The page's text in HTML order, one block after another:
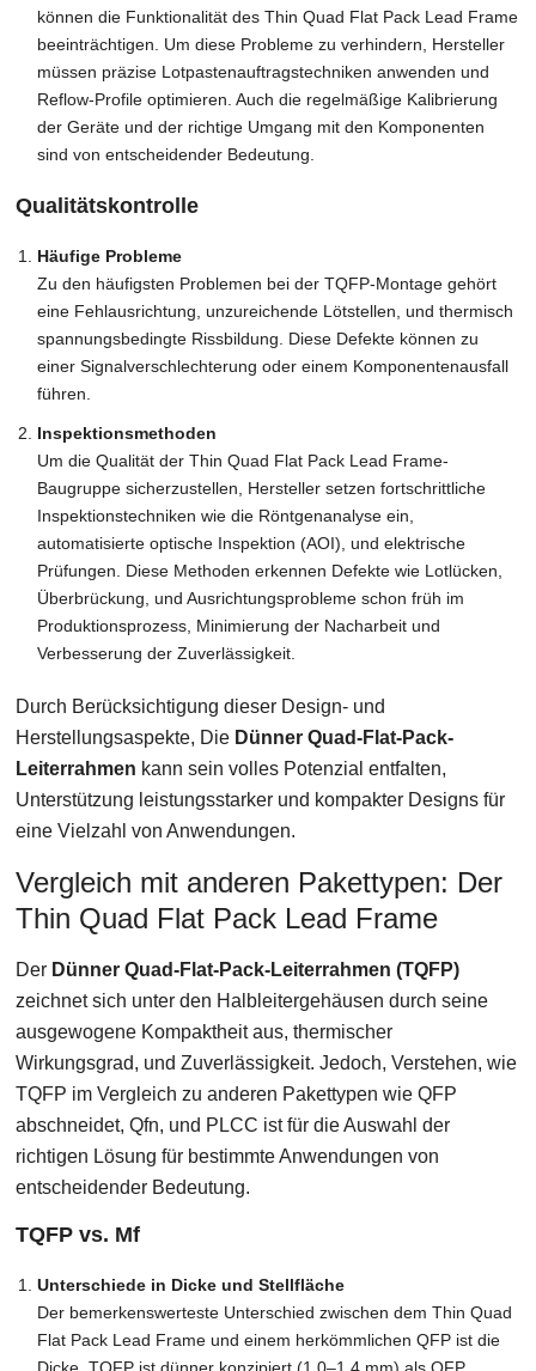
können die Funktionalität des Thin Quad Flat Pack Lead Frame
beeinträchtigen. Um diese Probleme zu verhindern, Hersteller
müssen präzise Lotpastenauftragstechniken anwenden und
Reflow-Profile optimieren. Auch die regelmäßige Kalibrierung
der Geräte und der richtige Umgang mit den Komponenten
sind von entscheidender Bedeutung.
Qualitätskontrolle
Häufige Probleme
Zu den häufigsten Problemen bei der TQFP-Montage gehört
eine Fehlausrichtung, unzureichende Lötstellen, und thermisch
spannungsbedingte Rissbildung. Diese Defekte können zu
einer Signalverschlechterung oder einem Komponentenausfall
führen.
Inspektionsmethoden
Um die Qualität der Thin Quad Flat Pack Lead Frame-
Baugruppe sicherzustellen, Hersteller setzen fortschrittliche
Inspektionstechniken wie die Röntgenanalyse ein,
automatisierte optische Inspektion (AOI), und elektrische
Prüfungen. Diese Methoden erkennen Defekte wie Lotlücken,
Überbrückung, und Ausrichtungsprobleme schon früh im
Produktionsprozess, Minimierung der Nacharbeit und
Verbesserung der Zuverlässigkeit.
Durch Berücksichtigung dieser Design- und
Herstellungsaspekte, Die Dünner Quad-Flat-Pack-
Leiterrahmen kann sein volles Potenzial entfalten,
Unterstützung leistungsstarker und kompakter Designs für
eine Vielzahl von Anwendungen.
Vergleich mit anderen Pakettypen: Der
Thin Quad Flat Pack Lead Frame
Der Dünner Quad-Flat-Pack-Leiterrahmen (TQFP)
zeichnet sich unter den Halbleitergehäusen durch seine
ausgewogene Kompaktheit aus, thermischer
Wirkungsgrad, und Zuverlässigkeit. Jedoch, Verstehen, wie
TQFP im Vergleich zu anderen Pakettypen wie QFP
abschneidet, Qfn, und PLCC ist für die Auswahl der
richtigen Lösung für bestimmte Anwendungen von
entscheidender Bedeutung.
TQFP vs. Mf
Unterschiede in Dicke und Stellfläche
Der bemerkenswerteste Unterschied zwischen dem Thin Quad
Flat Pack Lead Frame und einem herkömmlichen QFP ist die